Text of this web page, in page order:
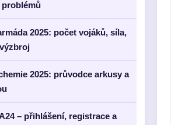
problémů
2025: počet vojáků, síla,
2025: průvodce arkusy a
– přihlášení, registrace a